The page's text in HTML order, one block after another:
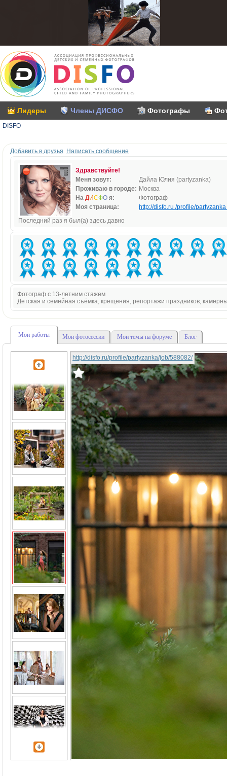
Лидеры Члены ДИСФО Фотографы
DISFO
Добавить в друзья Написать сообщение
Здравствуйте!
Меня зовут:
Дайла Юлия (partyzanka)
Проживаю в городе: Москва
На ДИСФО я:
Фотограф
Моя страница:
http://disfo.ru /profile/partyzanka
Последний раз я был(а) здесь давно
Фотограф с 13-летним стажем
Детская и семейная съёмка, крещения, репортажи праздников,
Мои работы Мои фотосессии Мои темы на форуме Блог
http://disfo.ru/profile/partyzanka/job/588082/